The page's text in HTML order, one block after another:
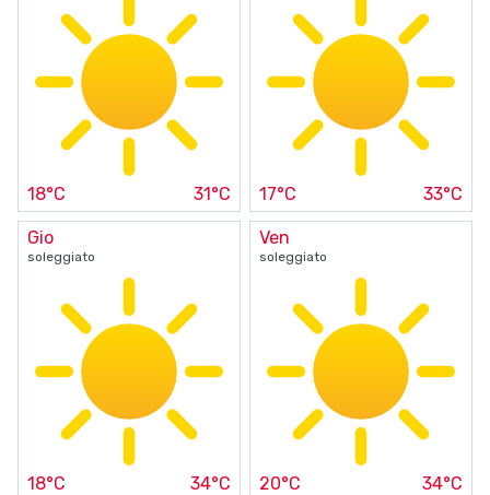
18°C 31°C 17°C 33°C
Gio
soleggiato
18°C 34°C
Ven
soleggiato
20°C 34°C